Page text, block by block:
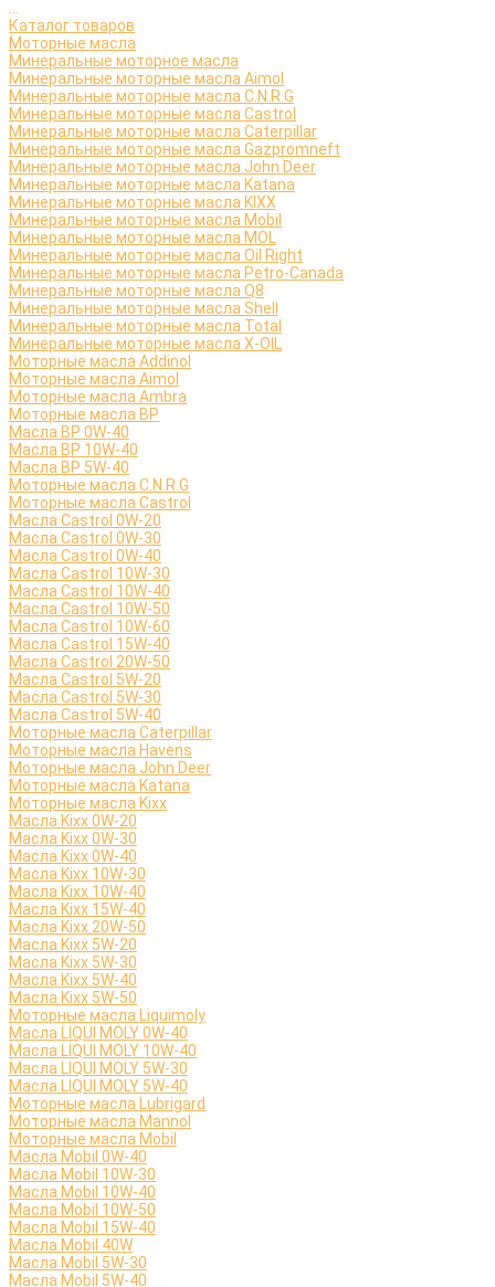
Каталог товаров
Моторные масла
Минеральные моторное масла
Минеральные моторные масла Aimol
Минеральные моторные масла C.N.R.G
Минеральные моторные масла Castrol
Минеральные моторные масла Caterpillar
Минеральные моторные масла Gazpromneft
Минеральные моторные масла John Deer
Минеральные моторные масла Katana
Минеральные моторные масла KIXX
Минеральные моторные масла Mobil
Минеральные моторные масла MOL
Минеральные моторные масла Oil Right
Минеральные моторные масла Petro-Canada
Минеральные моторные масла Q8
Минеральные моторные масла Shell
Минеральные моторные масла Total
Минеральные моторные масла X-OIL
Моторные масла Addinol
Моторные масла Aimol
Моторные масла Ambra
Моторные масла BP
Масла BP 0W-40
Масла BP 10W-40
Масла BP 5W-40
Моторные масла C.N.R.G
Моторные масла Castrol
Масла Castrol 0W-20
Масла Castrol 0W-30
Масла Castrol 0W-40
Масла Castrol 10W-30
Масла Castrol 10W-40
Масла Castrol 10W-50
Масла Castrol 10W-60
Масла Castrol 15W-40
Масла Castrol 20W-50
Масла Castrol 5W-20
Масла Castrol 5W-30
Масла Castrol 5W-40
Моторные масла Caterpillar
Моторные масла Havens
Моторные масла John Deer
Моторные масла Katana
Моторные масла Kixx
Масла Kixx 0W-20
Масла Kixx 0W-30
Масла Kixx 0W-40
Масла Kixx 10W-30
Масла Kixx 10W-40
Масла Kixx 15W-40
Масла Kixx 20W-50
Масла Kixx 5W-20
Масла Kixx 5W-30
Масла Kixx 5W-40
Масла Kixx 5W-50
Моторные масла Liquimoly
Масла LIQUI MOLY 0W-40
Масла LIQUI MOLY 10W-40
Масла LIQUI MOLY 5W-30
Масла LIQUI MOLY 5W-40
Моторные масла Lubrigard
Моторные масла Mannol
Моторные масла Mobil
Масла Mobil 0W-40
Масла Mobil 10W-30
Масла Mobil 10W-40
Масла Mobil 10W-50
Масла Mobil 15W-40
Масла Mobil 40W
Масла Mobil 5W-30
Масла Mobil 5W-40